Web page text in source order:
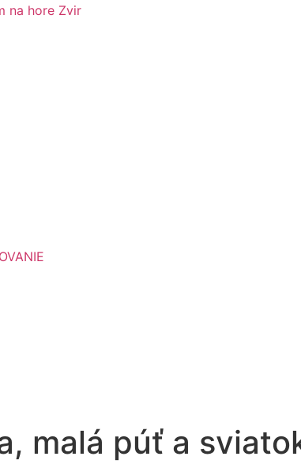
na hore Zvir
malá púť a